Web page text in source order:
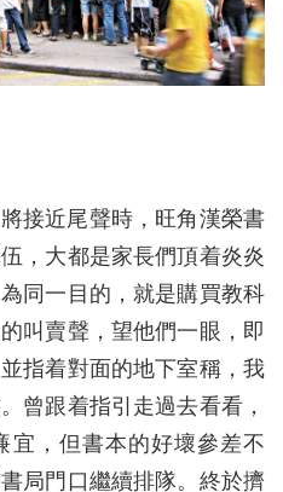
接近尾聲時，旺角漢榮書
，大都是家長們頂着炎炎
同一目的，就是購買教科
叫賣聲，望他們一眼，即
指着對面的地下室稱，我
曾跟着指引走過去看看，
宜，但書本的好壞參差不
局門口繼續排隊。終於擠